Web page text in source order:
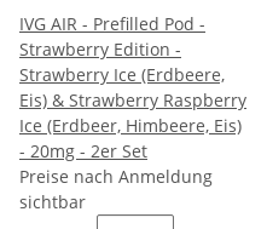
IVG AIR - Prefilled Pod -
Strawberry Edition -
Strawberry Ice (Erdbeere,
Eis) & Strawberry Raspberry
Ice (Erdbeer, Himbeere, Eis)
- 20mg - 2er Set
Preise nach Anmeldung
sichtbar